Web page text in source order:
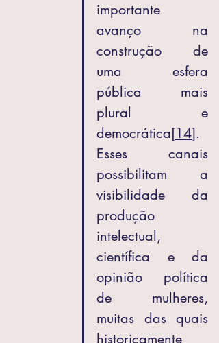
importante
avanço na
construção de
uma esfera
pública mais
plural e
democrática[14].
Esses canais
possibilitam a
visibilidade da
produção
intelectual,
científica e da
opinião política
de mulheres,
muitas das quais
historicamente